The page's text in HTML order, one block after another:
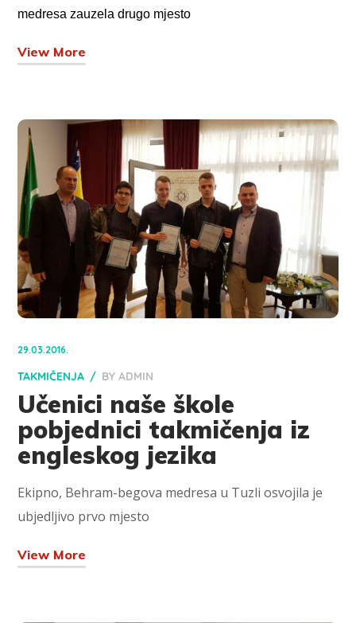
medresa zauzela drugo mjesto
View More
29.03.2016.
TAKMIČENJA BYADMIN
Učenici naše škole
pobjednici takmičenja iz
engleskog jezika
Ekipno, Behram-begova medresa u Tuzli osvojila je
ubjedljivo prvo mjesto
View More